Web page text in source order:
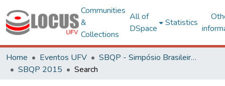
Communities
&
Collections
All of
DSpace
Statistics
Home Eventos UFV
SBQP - Simpósio Brasileiro de Qualidade do Projeto no Ambiente Construído
SBQP 2015
Search